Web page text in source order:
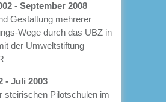
- September 2008
Gestaltung mehrerer
Wege durch das UBZ in
der Umweltstiftung
- Juli 2003
steirischen Pilotschulen im